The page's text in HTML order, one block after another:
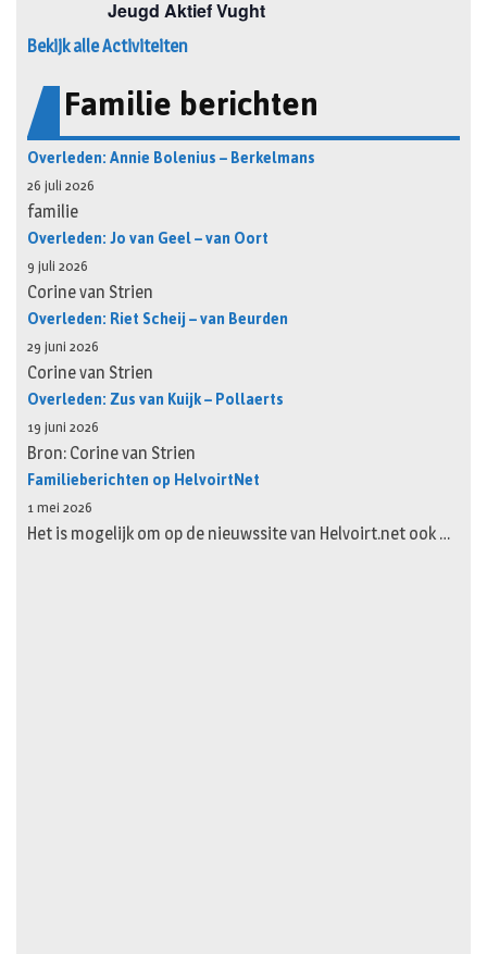
Bekijk alle Activiteiten
Familie berichten
Overleden: Annie Bolenius – Berkelmans
26 juli 2026
familie
Overleden: Jo van Geel – van Oort
9 juli 2026
Corine van Strien
Overleden: Riet Scheij – van Beurden
29 juni 2026
Corine van Strien
Overleden: Zus van Kuijk – Pollaerts
19 juni 2026
Bron: Corine van Strien
Familieberichten op HelvoirtNet
1 mei 2026
Het is mogelijk om op de nieuwssite van Helvoirt.net ook …